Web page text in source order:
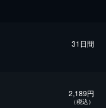
31日間
2,189円
（税込）